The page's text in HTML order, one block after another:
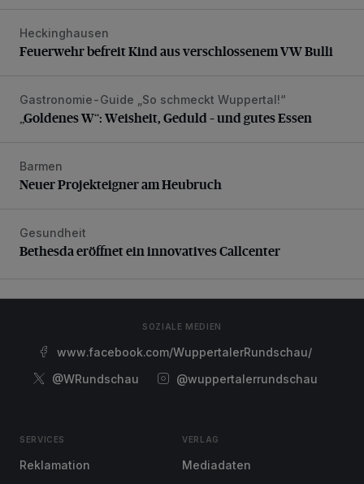
Feuerwehr befreit Kind aus verschlossenem VW Bulli
Heckinghausen
Feuerwehr befreit Kind aus verschlossenem VW Bulli
„Goldenes W“: Weisheit, Geduld – und gutes Essen
Gastronomie-Guide „So schmeckt Wuppertal!“
„Goldenes W“: Weisheit, Geduld – und gutes Essen
Neuer Projekteigner am Heubruch
Barmen
Neuer Projekteigner am Heubruch
Bethesda eröffnet ein innovatives Callcenter
Gesundheit
Bethesda eröffnet ein innovatives Callcenter
SOZIALE MEDIEN
www.facebook.com/WuppertalerRundschau/
@WRundschau
@wuppertalerrundschau
SERVICES
Reklamation
VERLAG
Mediadaten